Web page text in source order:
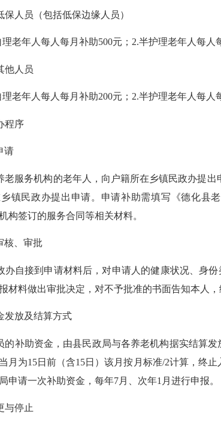
保人员（包括低保边缘人员）
理老年人每人每月补助500元； 2.半护理老年人每人
他人员
理老年人每人每月补助200元； 2.半护理老年人每人
程序
请
老服务机构的老年人，向户籍所在乡镇民政办提
镇民政办提出申请。申请补助需填写《德化县
构签订的服务合同等相关材料。
核、审批
办自接到申请材料后，对申请人的健康状况、身份
材料做出审批决定，对不予批准的书面告知本人
发放及结算方式
的补助资金，由县民政局与各养老机构据实结算
月为15日前（含15日）该月按月标准/2计算，终
申请一次补助资金，每年7月、次年1月进行申报。
与停止